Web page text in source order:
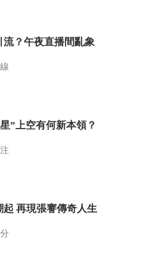
流？午夜直播間亂象
”上空有何新本領？
起 再現張謇傳奇人生